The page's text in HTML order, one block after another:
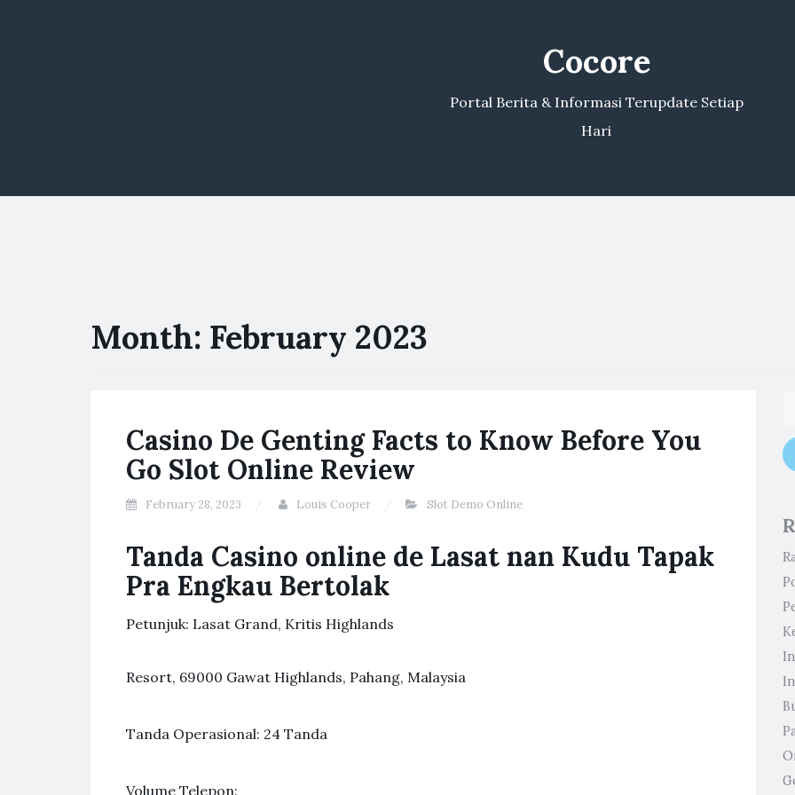
Cocore
Portal Berita & Informasi Terupdate Setiap
Hari
Month: February 2023
Casino De Genting Facts to Know Before You
Go Slot Online Review
February 28, 2023 Louis Cooper Slot Demo Online
Tanda Casino online de Lasat nan Kudu Tapak
Pra Engkau Bertolak
Petunjuk: Lasat Grand, Kritis Highlands
Resort, 69000 Gawat Highlands, Pahang, Malaysia
Tanda Operasional: 24 Tanda
Volume Telepon: